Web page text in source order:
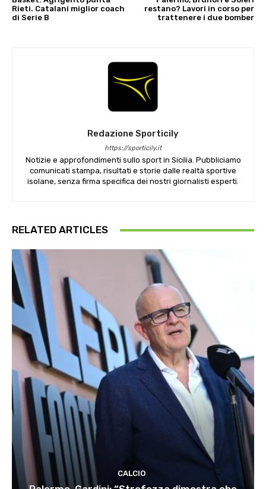
Rieti. Catalani miglior coach
di Serie B
restano? Lavori in corso per
trattenere i due bomber
Redazione Sporticily
https://sporticily.it
Notizie e approfondimenti sullo sport in Sicilia. Pubbliciamo
comunicati stampa, risultati e storie dalle realtà sportive
isolane, senza firma specifica dei nostri giornalisti esperti.
RELATED ARTICLES
CALCIO